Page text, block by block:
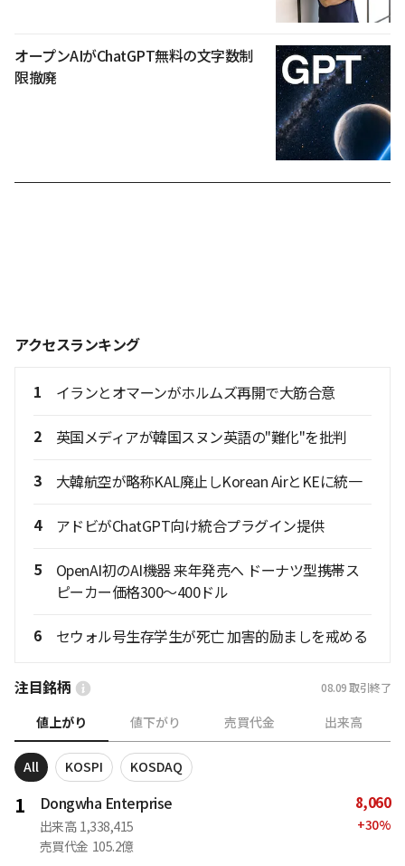
オープンAIがChatGPT無料の文字数制
限撤廃
アクセスランキング
1 イランとオマーンがホルムズ再開で大筋合意
2 英国メディアが韓国スヌン英語の"難化"を批判
3 大韓航空が略称KAL廃止しKorean AirとKEに統一
4 アドビがChatGPT向け統合プラグイン提供
5
OpenAI初のAI機器 来年発売へ ドーナツ型携帯ス
ピーカー価格300〜400ドル
6 セウォル号生存学生が死亡 加害的励ましを戒める
注目銘柄 08.09 取引終了
値上がり 値下がり 売買代金 出来高
All KOSPI KOSDAQ
1 Dongwha Enterprise
出来高 1,338,415
売買代金 105.2億
8,060
+30%